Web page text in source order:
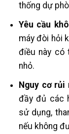
thống dự
Yêu cầu
máy đòi hỏi
điều này có
nhỏ.
Nguy cơ rủi
đầy đủ các
sử dụng,
nếu không